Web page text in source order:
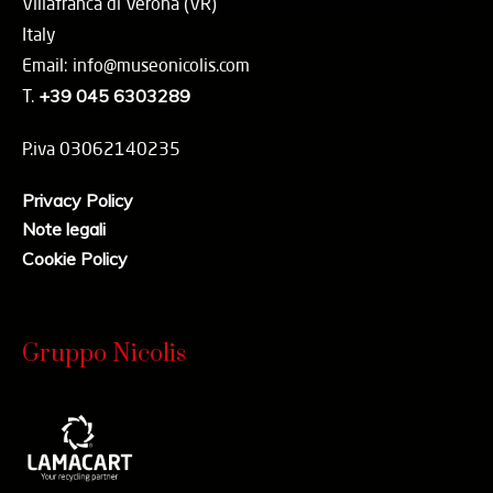
Italy
Email: info@museonicolis.com
T. +39 045 6303289
P.iva 03062140235
Privacy Policy
Note legali
Cookie Policy
Gruppo Nicolis